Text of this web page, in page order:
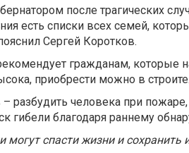
после трагических
есть списки всех семей,
Сергей Коротков.
гражданам, которые
приобрести можно в
– разбудить человека при
гибели благодаря раннему
спасти жизни и